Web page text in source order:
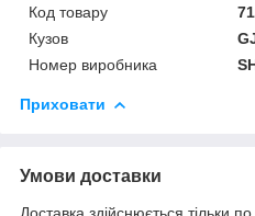
Код товару
Кузов
Номер виробника
Приховати
Умови доставки
Доставка здійснюється тільки